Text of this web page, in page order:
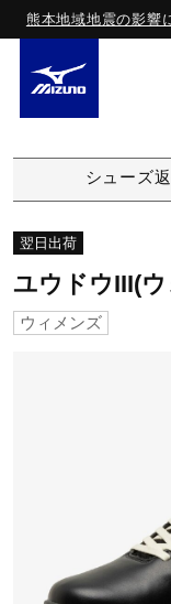
熊本地域地震の影響
スニーカ
ランニング
野球
シューズ
翌日出荷
ユウドウIII(
ウィメンズ